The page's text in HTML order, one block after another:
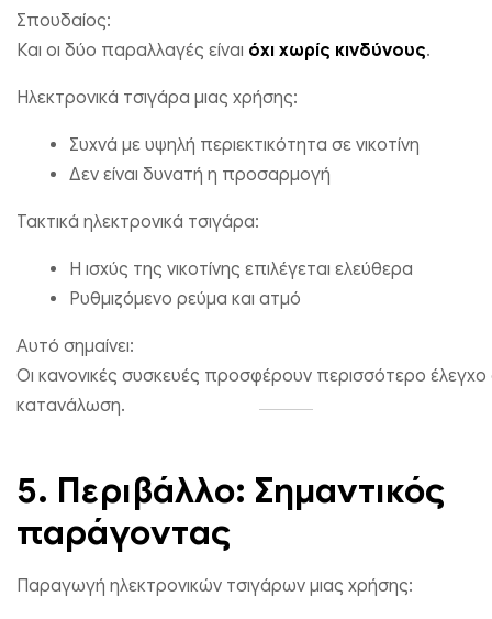
Σπουδαίος:
Και οι δύο παραλλαγές είναι όχι χωρίς κινδύνους.
Ηλεκτρονικά τσιγάρα μιας χρήσης:
Συχνά με υψηλή περιεκτικότητα σε νικοτίνη
Δεν είναι δυνατή η προσαρμογή
Τακτικά ηλεκτρονικά τσιγάρα:
Η ισχύς της νικοτίνης επιλέγεται ελεύθερα
Ρυθμιζόμενο ρεύμα και ατμό
Αυτό σημαίνει:
Οι κανονικές συσκευές προσφέρουν περισσότερο έλεγχο
κατανάλωση.
5. Περιβάλλο: Σημαντικός
παράγοντας
Παραγωγή ηλεκτρονικών τσιγάρων μιας χρήσης: